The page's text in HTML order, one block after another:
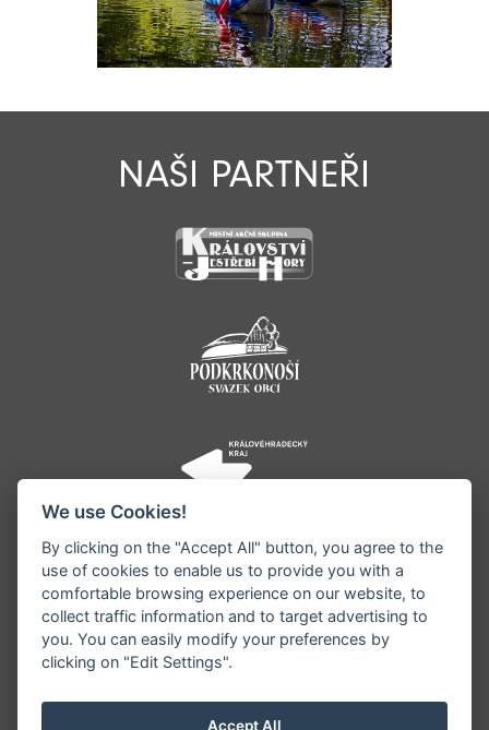
NAŠI PARTNEŘI
©1996 - 2026 Všechna práva vyhrazena serveru
We use Cookies!
By clicking on the "Accept All" button, you agree to the
use of cookies to enable us to provide you with a
comfortable browsing experience on our website, to
collect traffic information and to target advertising to
you. You can easily modify your preferences by
clicking on "Edit Settings".
Accept All